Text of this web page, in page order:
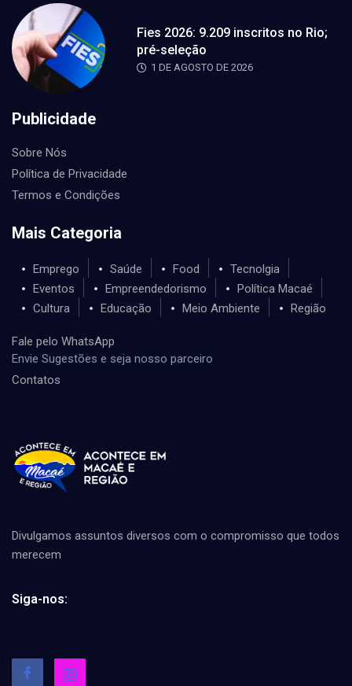
Fies 2026: 9.209 inscritos no Rio;
pré-seleção
1 DE AGOSTO DE 2026
Publicidade
Sobre Nós
Política de Privacidade
Termos e Condições
Mais Categoria
Emprego Saúde Food
Tecnolgia
Eventos
Empreendedorismo
Política Macaé
Cultura
Educação Meio Ambiente Região
Fale pelo WhatsApp
Envie Sugestões e seja nosso parceiro
Contatos
Divulgamos assuntos diversos com o compromisso que todos
merecem
Siga-nos: